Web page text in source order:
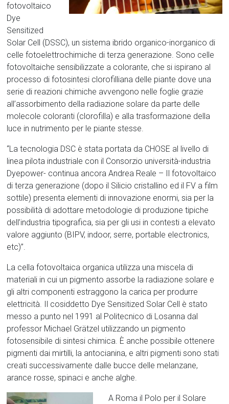
fotovoltaico
Dye
Sensitized
Solar Cell (DSSC), un sistema ibrido organico-inorganico di
celle fotoelettrochimiche di terza generazione. Sono celle
fotovoltaiche sensibilizzate a colorante, che si ispirano al
processo di fotosintesi clorofilliana delle piante dove una
serie di reazioni chimiche avvengono nelle foglie grazie
all’assorbimento della radiazione solare da parte delle
molecole coloranti (clorofilla) e alla trasformazione della
luce in nutrimento per le piante stesse.
“La tecnologia DSC è stata portata da CHOSE al livello di
linea pilota industriale con il Consorzio università-industria
Dyepower- continua ancora Andrea Reale – Il fotovoltaico
di terza generazione (dopo il Silicio cristallino ed il FV a film
sottile) presenta elementi di innovazione enormi, sia per la
possibilità di adottare metodologie di produzione tipiche
dell’industria tipografica, sia per gli usi in contesti a elevato
valore aggiunto (BIPV, indoor, serre, portable electronics,
etc)”.
La cella fotovoltaica organica utilizza una miscela di
materiali in cui un pigmento assorbe la radiazione solare e
gli altri componenti estraggono la carica per produrre
elettricità. Il cosiddetto Dye Sensitized Solar Cell è stato
messo a punto nel 1991 al Politecnico di Losanna dal
professor Michael Grätzel utilizzando un pigmento
fotosensibile di sintesi chimica. È anche possibile ottenere
pigmenti dai mirtilli, la antocianina, e altri pigmenti sono stati
creati successivamente dalle bucce delle melanzane,
arance rosse, spinaci e anche alghe.
A Roma il Polo per il Solare